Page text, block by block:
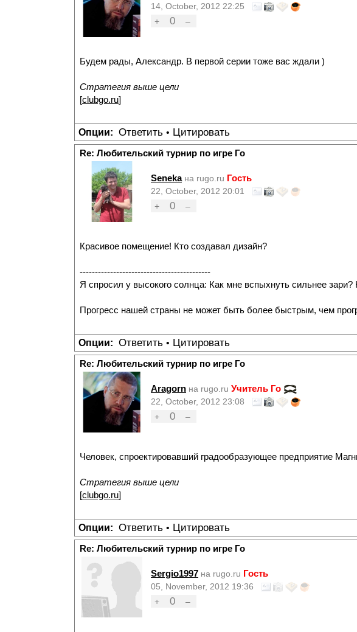
14, October, 2012 22:25
+
0 –
Будем рады, Александр. В первой серии тоже вас ждали )
Стратегия выше цели
[clubgo.ru]
Опции: Ответить • Цитировать
Re: Любительский турнир по игре Го
Seneka на rugo.ru Гость
22, October, 2012 20:01
+
0 –
Красивое помещение! Кто создавал дизайн?
-------------------------------------------
Я спросил у высокого солнца: Как мне вспыхнуть сильнее
Прогресс нашей страны не может быть более быстрым, чем
Опции: Ответить • Цитировать
Re: Любительский турнир по игре Го
Aragorn на rugo.ru Учитель Го
22, October, 2012 23:08
+
0 –
Человек, спроектировавший градообразующее предприятие
Стратегия выше цели
[clubgo.ru]
Опции: Ответить • Цитировать
Re: Любительский турнир по игре Го
Sergio1997 на rugo.ru Гость
05, November, 2012 19:36
+
0 –